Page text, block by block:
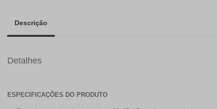
Descrição
Detalhes
ESPECIFICAÇÕES DO PRODUTO